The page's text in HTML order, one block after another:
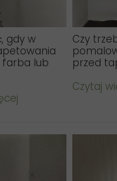
gdy w
farba lub
Czy
przed
Czytaj